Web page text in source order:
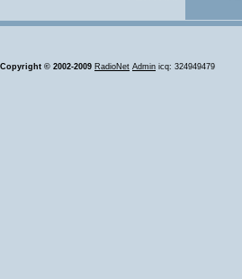
Copyright © 2002-2009 RadioNet Admin icq: 324949479